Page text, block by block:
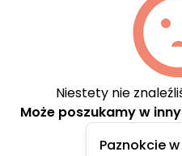
Niestety nie
Może poszukamy w
Paznokcie